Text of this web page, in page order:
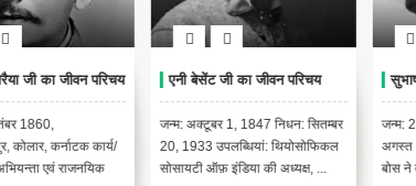
एनी बेसेंट जी का जीवन परिचय
जन्म: अक्टूबर 1, 1847 निधन: सितम्बर
20, 1933 उपलब्धियां: थियोसोफिकल
सोसायटी ऑफ़ इंडिया की अध्यक्ष, ...
सुभाष चन्द्र बोस जी जीवन परिचय
जन्म: 23 जनवरी 1897 मृत्यु: 18
अगस्त 1945 उपलब्धियां– सुभाष चन्द्र
बोस ने तुम मुझे खून दो मैं तुम...